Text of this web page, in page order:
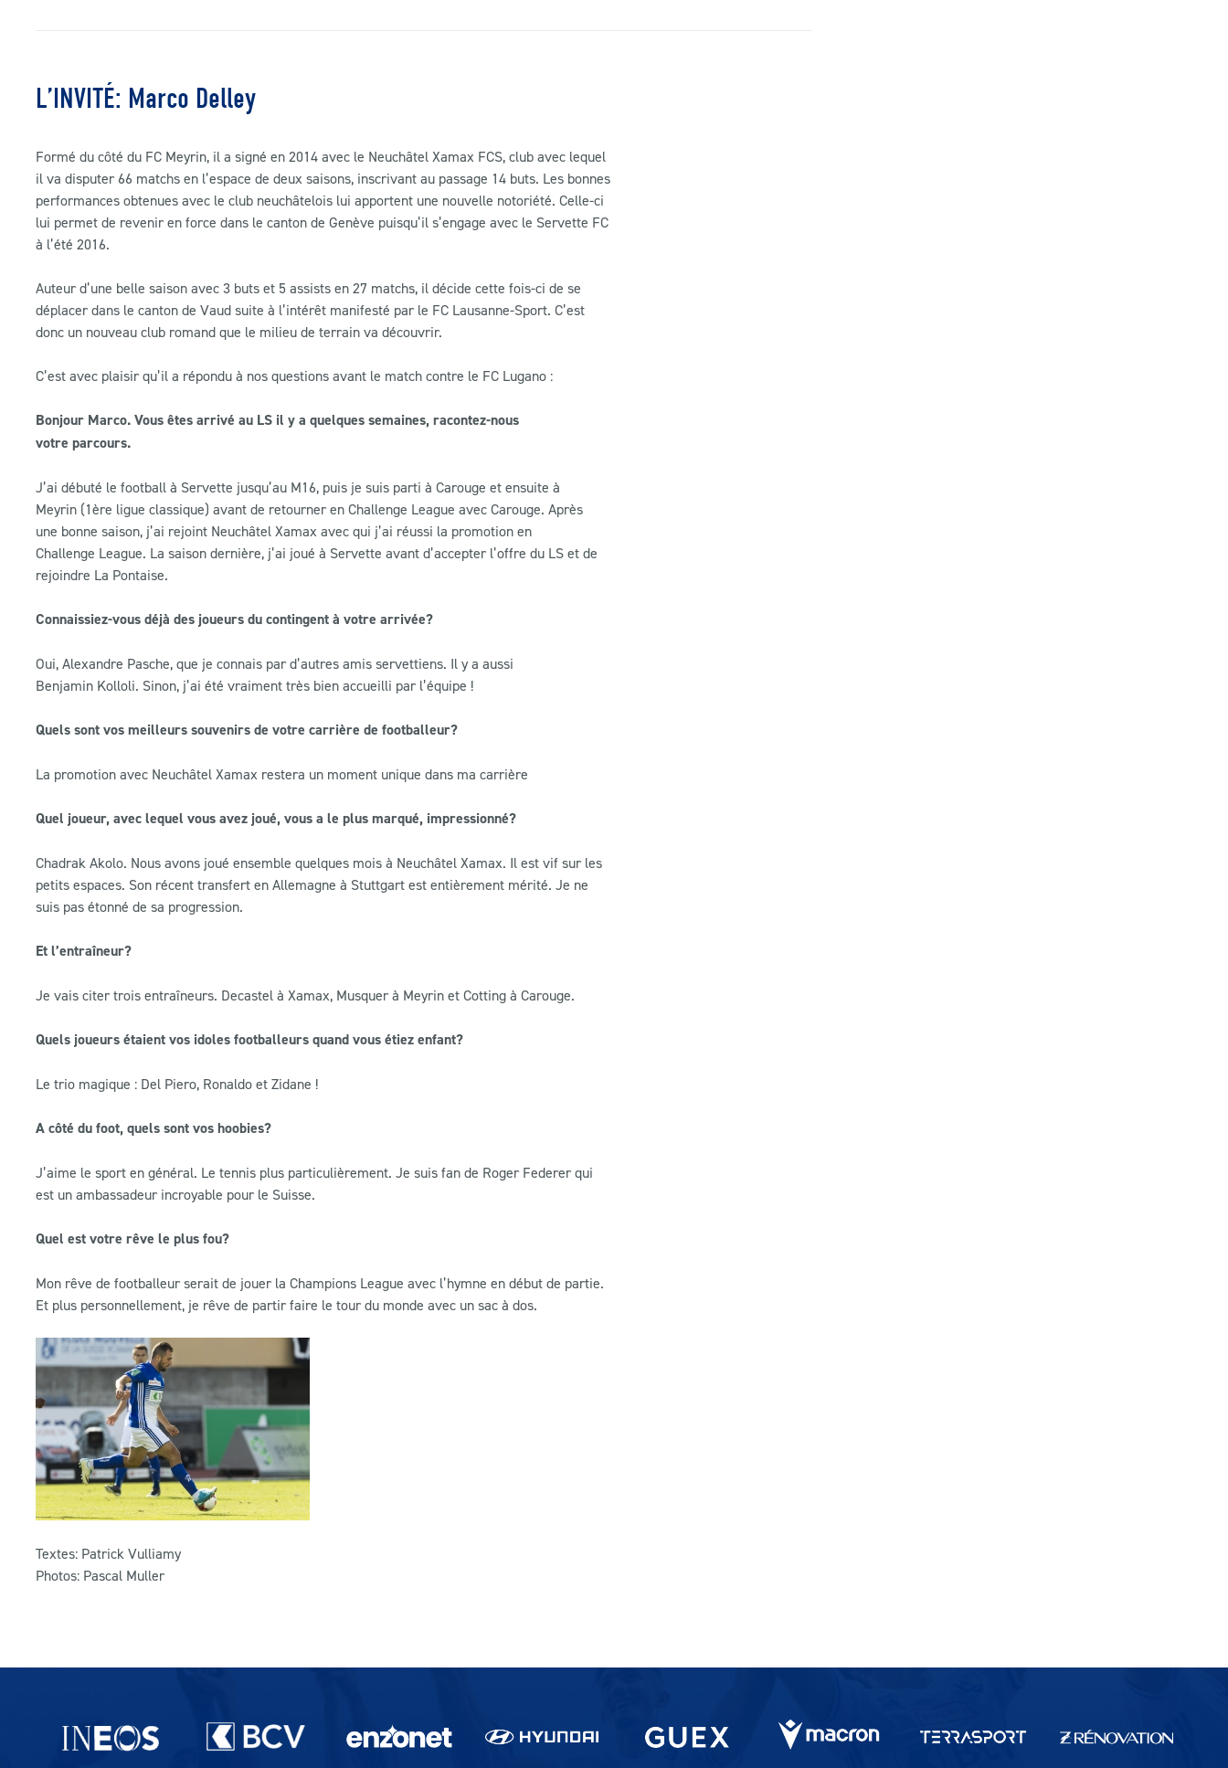
L’INVITÉ: Marco Delley
Formé du côté du FC Meyrin, il a signé en 2014 avec le Neuchâtel Xamax FCS, club avec lequel
il va disputer 66 matchs en l’espace de deux saisons, inscrivant au passage 14 buts. Les bonnes
performances obtenues avec le club neuchâtelois lui apportent une nouvelle notoriété. Celle-ci
lui permet de revenir en force dans le canton de Genève puisqu’il s’engage avec le Servette FC
à l’été 2016.
Auteur d’une belle saison avec 3 buts et 5 assists en 27 matchs, il décide cette fois-ci de se
déplacer dans le canton de Vaud suite à l’intérêt manifesté par le FC Lausanne-Sport. C’est
donc un nouveau club romand que le milieu de terrain va découvrir.
C’est avec plaisir qu’il a répondu à nos questions avant le match contre le FC Lugano :
Bonjour Marco. Vous êtes arrivé au LS il y a quelques semaines, racontez-nous
votre parcours.
J’ai débuté le football à Servette jusqu’au M16, puis je suis parti à Carouge et ensuite à
Meyrin (1ère ligue classique) avant de retourner en Challenge League avec Carouge. Après
une bonne saison, j’ai rejoint Neuchâtel Xamax avec qui j’ai réussi la promotion en
Challenge League. La saison dernière, j’ai joué à Servette avant d’accepter l’offre du LS et de
rejoindre La Pontaise.
Connaissiez-vous déjà des joueurs du contingent à votre arrivée?
Oui, Alexandre Pasche, que je connais par d’autres amis servettiens. Il y a aussi
Benjamin Kolloli. Sinon, j’ai été vraiment très bien accueilli par l’équipe !
Quels sont vos meilleurs souvenirs de votre carrière de footballeur?
La promotion avec Neuchâtel Xamax restera un moment unique dans ma carrière
Quel joueur, avec lequel vous avez joué, vous a le plus marqué, impressionné?
Chadrak Akolo. Nous avons joué ensemble quelques mois à Neuchâtel Xamax. Il est vif sur les
petits espaces. Son récent transfert en Allemagne à Stuttgart est entièrement mérité. Je ne
suis pas étonné de sa progression.
Et l’entraîneur?
Je vais citer trois entraîneurs. Decastel à Xamax, Musquer à Meyrin et Cotting à Carouge.
Quels joueurs étaient vos idoles footballeurs quand vous étiez enfant?
Le trio magique : Del Piero, Ronaldo et Zidane !
A côté du foot, quels sont vos hoobies?
J’aime le sport en général. Le tennis plus particulièrement. Je suis fan de Roger Federer qui
est un ambassadeur incroyable pour le Suisse.
Quel est votre rêve le plus fou?
Mon rêve de footballeur serait de jouer la Champions League avec l’hymne en début de partie.
Et plus personnellement, je rêve de partir faire le tour du monde avec un sac à dos.
Textes: Patrick Vulliamy
Photos: Pascal Muller
Partenaires du lausanne-Sport